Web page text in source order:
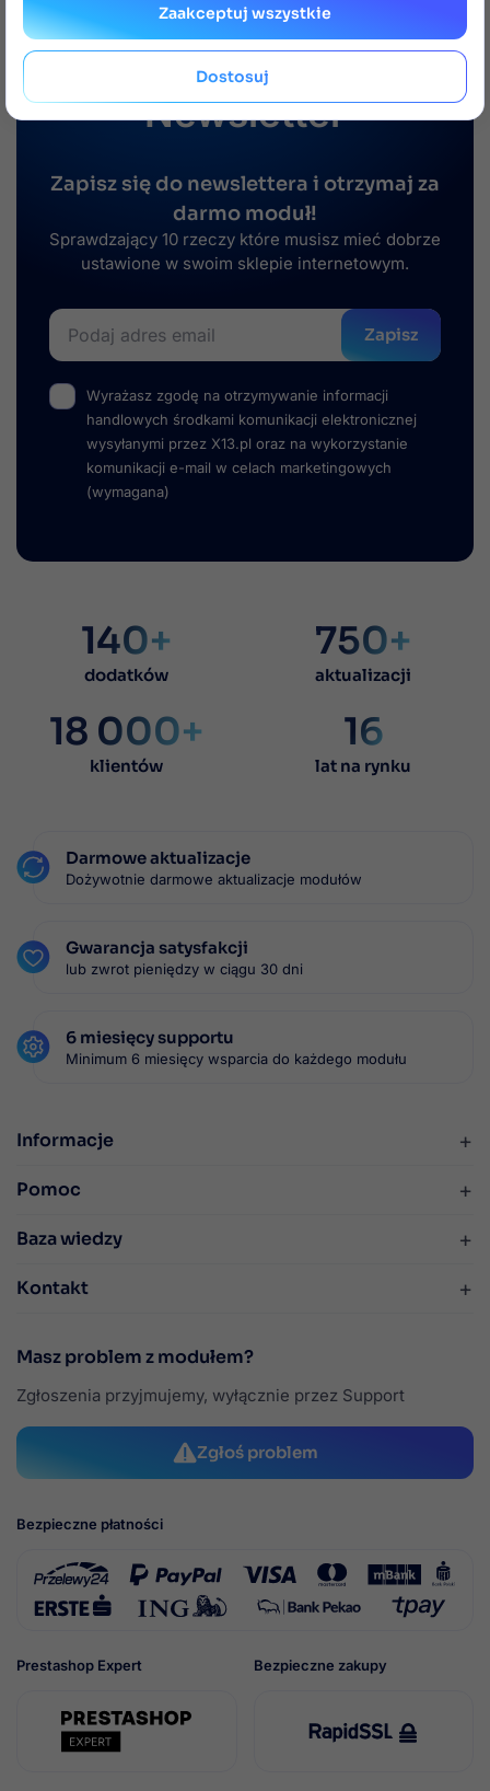
Newsletter
Zapisz się do newslettera i otrzymaj za
darmo moduł!
Sprawdzający 10 rzeczy które musisz mieć dobrze
ustawione w swoim sklepie internetowym.
Zapisz
Wyrażasz zgodę na otrzymywanie informacji
handlowych środkami komunikacji elektronicznej
wysyłanymi przez X13.pl oraz na wykorzystanie
komunikacji e-mail w celach marketingowych
(wymagana)
140+
dodatków
750+
aktualizacji
18 000+
klientów
16
lat na rynku
Darmowe aktualizacje
Dożywotnie darmowe aktualizacje modułów
Gwarancja satysfakcji
lub zwrot pieniędzy w ciągu 30 dni
6 miesięcy supportu
Minimum 6 miesięcy wsparcia do każdego modułu
Informacje +
Pomoc +
Baza wiedzy +
Kontakt +
Masz problem z modułem?
Zgłoszenia przyjmujemy, wyłącznie przez Support
Zgłoś problem
Prestashop Expert
Bezpieczne płatności
Bezpieczne zakupy
Dostosuj
Zaakceptuj wszystkie